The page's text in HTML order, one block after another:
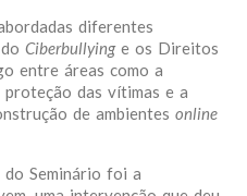
diferentes
Ciberbullying e os Direitos
entre áreas como a
proteção das vítimas e a
de ambientes online
do Seminário foi a